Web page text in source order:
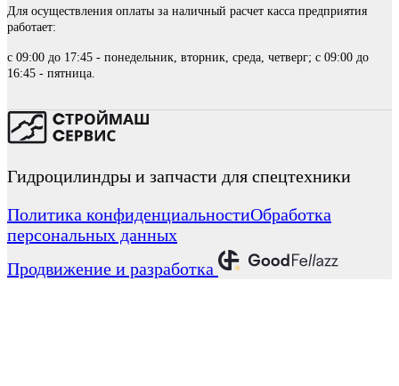
Для осуществления оплаты за наличный расчет касса предприятия
работает:
с 09:00 до 17:45 - понедельник, вторник, среда, четверг; с 09:00 до
16:45 - пятница.
Гидроцилиндры и запчасти для спецтехники
Политика конфиденциальностиОбработка
персональных данных
Продвижение и разработка